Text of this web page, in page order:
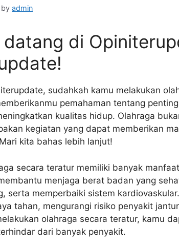
by admin
datang di
sudahkah kamu melakukan
pemahaman tentang
kualitas hidup. Olahraga
kegiatan yang dapat memberikan
kita bahas lebih lanjut!
secara teratur memiliki banyak
menjaga berat badan yang
serta memperbaiki sistem
tahan, mengurangi risiko penyakit
olahraga secara teratur, kamu
dari banyak penyakit.